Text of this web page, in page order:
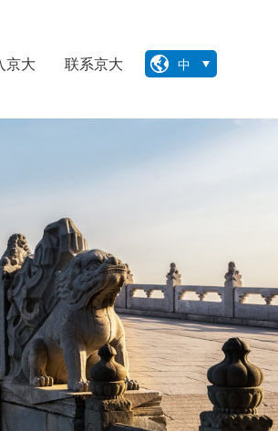
中
京大 联系京大